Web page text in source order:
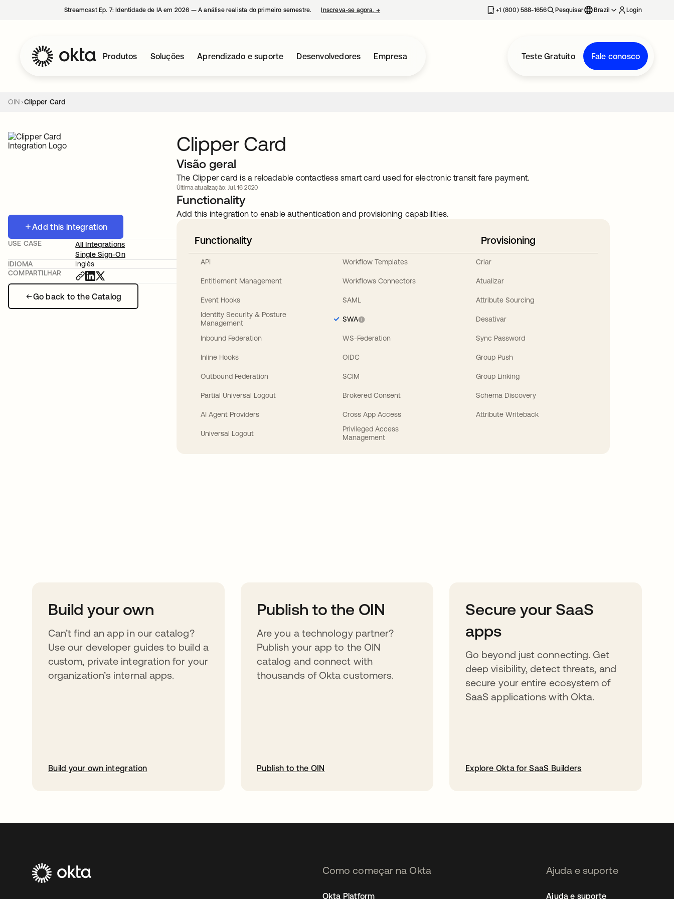
Streamcast Ep. 7: Identidade de IA em 2026 — A análise realista do primeiro semestre. Inscreva-se agora. → +1 (800) 588-1656 Pesquisar Brazil Login
Produtos Soluções Aprendizado e suporte Desenvolvedores Empresa Teste Gratuito Fale conosco
OIN Clipper Card
Add this integration
Go back to the Catalog
USE CASE
All Integrations
Single Sign-On
IDIOMA
Inglês
COMPARTILHAR
Clipper Card
Visão geral
The Clipper card is a reloadable contactless smart card used for electronic transit fare payment.
Última atualização: Jul. 16 2020
Functionality
Add this integration to enable authentication and provisioning capabilities.
Functionality
API
Entitlement Management
Event Hooks
Identity Security & Posture
Management
Inbound Federation
Inline Hooks
Outbound Federation
Partial Universal Logout
AI Agent Providers
Universal Logout
Workflow Templates
Workflows Connectors
SAML
SWA
WS-Federation
OIDC
SCIM
Brokered Consent
Cross App Access
Privileged Access
Management
Provisioning
Criar
Atualizar
Attribute Sourcing
Desativar
Sync Password
Group Push
Group Linking
Schema Discovery
Attribute Writeback
Build your own
Can’t find an app in our catalog?
Use our developer guides to build a
custom, private integration for your
organization’s internal apps.
Build your own integration
Publish to the OIN
Are you a technology partner?
Publish your app to the OIN
catalog and connect with
thousands of Okta customers.
Publish to the OIN
Secure your SaaS
apps
Go beyond just connecting. Get
deep visibility, detect threats, and
secure your entire ecosystem of
SaaS applications with Okta.
Explore Okta for SaaS Builders
Como começar na Okta
Okta Platform
Ajuda e suporte
Ajuda e suporte